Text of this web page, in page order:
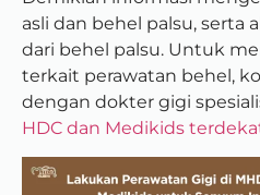
asli dan behel palsu,
dari behel palsu. Untuk
terkait perawatan behel,
dengan dokter gigi
HDC dan Medikids